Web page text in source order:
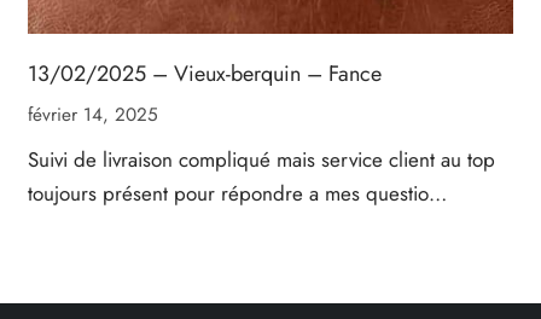
13/02/2025 – Vieux-berquin – Fance
février 14, 2025
Suivi de livraison compliqué mais service client au top
toujours présent pour répondre a mes questio…